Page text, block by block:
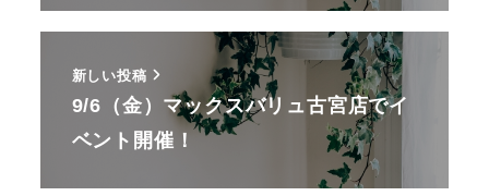
新しい投稿
9/6（金）マックスバリュ古宮店でイ
ベント開催！